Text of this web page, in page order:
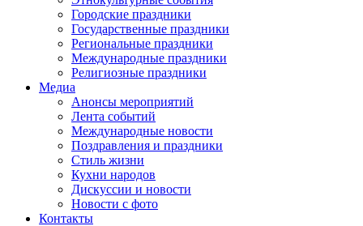
Городские праздники
Государственные праздники
Региональные праздники
Международные праздники
Религиозные праздники
Медиа
Анонсы мероприятий
Лента событий
Международные новости
Поздравления и праздники
Cтиль жизни
Кухни народов
Дискуссии и новости
Новости с фото
Контакты